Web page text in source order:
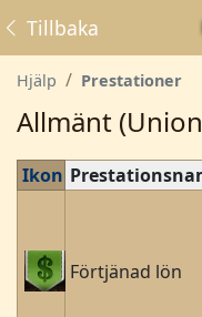
Tillbaka
Hjälp Prestationer
Allmänt
Ikon
Förtjänad lön